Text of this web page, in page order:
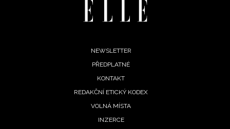
NEWSLETTER
PŘEDPLATNÉ
KONTAKT
REDAKČNÍ ETICKÝ KODEX
VOLNÁ MÍSTA
INZERCE